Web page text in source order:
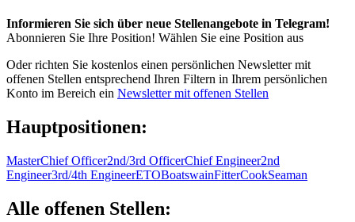
Informieren Sie sich über neue Stellenangebote in Telegram!
Abonnieren Sie Ihre Position! Wählen Sie eine Position aus
Oder richten Sie kostenlos einen persönlichen Newsletter mit
offenen Stellen entsprechend Ihren Filtern in Ihrem persönlichen
Konto im Bereich ein Newsletter mit offenen Stellen
Hauptpositionen:
MasterChief Officer2nd/3rd OfficerChief Engineer2nd
Engineer3rd/4th EngineerETOBoatswainFitterCookSeaman
Alle offenen Stellen: